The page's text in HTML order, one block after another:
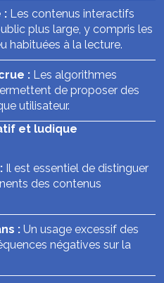
: Les contenus interactifs
plus large, y compris les
habituées à la lecture.
: Les algorithmes
de proposer des
utilisateur.
et ludique
Il est essentiel de distinguer
des contenus
: Un usage excessif des
négatives sur la